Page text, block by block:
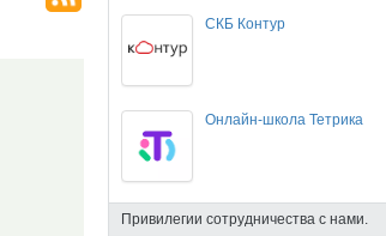
СКБ Контур
Онлайн-школа Тетрика
Привилегии сотрудничества с нами.